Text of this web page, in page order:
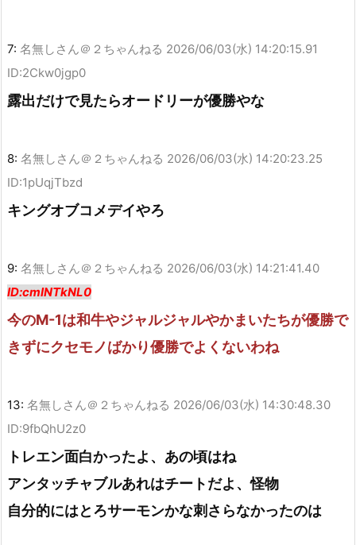
7: 名無しさん＠２ちゃんねる 2026/06/03(水) 14:20:15.91
ID:2Ckw0jgp0
露出だけで見たらオードリーが優勝やな
8: 名無しさん＠２ちゃんねる 2026/06/03(水) 14:20:23.25
ID:1pUqjTbzd
キングオブコメデイやろ
9: 名無しさん＠２ちゃんねる 2026/06/03(水) 14:21:41.40
ID:cmINTkNL0
今のM-1は和牛やジャルジャルやかまいたちが優勝で
きずにクセモノばかり優勝でよくないわね
13: 名無しさん＠２ちゃんねる 2026/06/03(水) 14:30:48.30
ID:9fbQhU2z0
トレエン面白かったよ、あの頃はね
アンタッチャブルあれはチートだよ、怪物
自分的にはとろサーモンかな刺さらなかったのは